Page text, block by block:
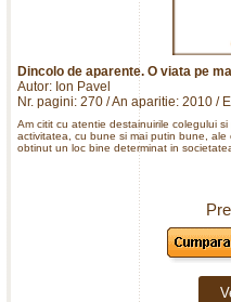
Dincolo de aparente. O viata pe
Autor: Ion Pavel
Nr. pagini: 270 / An aparitie: 2010 /
Am citit cu atentie destainuirile colegului
activitatea, cu bune si mai putin bune,
obtinut un loc bine determinat in